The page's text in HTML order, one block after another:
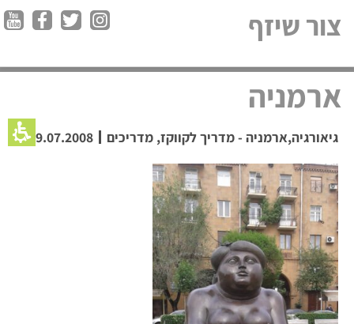
צור שיזף
ארמניה
גיאורגיה,ארמניה - מדריך לקווקז, מדריכים 29.07.2008